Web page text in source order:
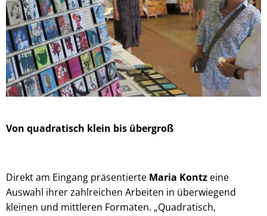
Von quadratisch klein bis übergroß
Direkt am Eingang präsentierte Maria Kontz eine
Auswahl ihrer zahlreichen Arbeiten in überwiegend
kleinen und mittleren Formaten. „Quadratisch,